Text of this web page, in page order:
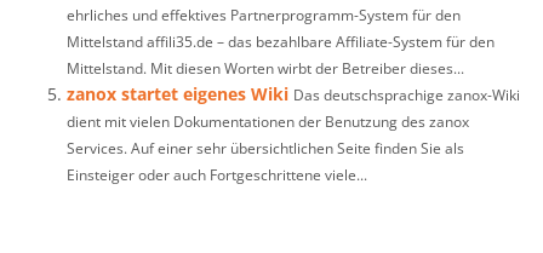
ehrliches und effektives Partnerprogramm-System für den
Mittelstand affili35.de – das bezahlbare Affiliate-System für den
Mittelstand. Mit diesen Worten wirbt der Betreiber dieses...
zanox startet eigenes Wiki Das deutschsprachige zanox-Wiki
dient mit vielen Dokumentationen der Benutzung des zanox
Services. Auf einer sehr übersichtlichen Seite finden Sie als
Einsteiger oder auch Fortgeschrittene viele...